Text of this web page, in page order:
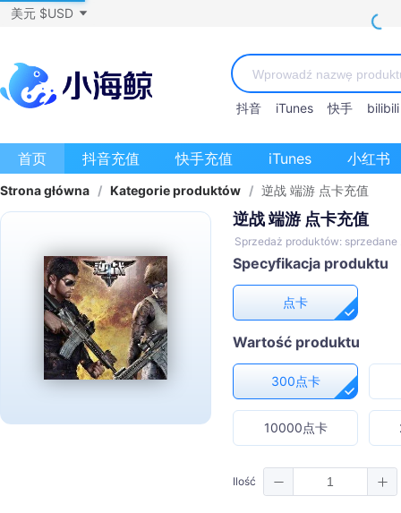
美元 $USD
抖音 iTunes 快手 bilibili
首页 抖音充值 快手充值 iTunes 小红书
Strona główna / Kategorie produktów / 逆战 端游 点卡充值
逆战 端游 点卡充值
Sprzedaż produktów: sprzedane
Specyfikacja produktu
点卡
Wartość produktu
300点卡
10000点卡
Ilość